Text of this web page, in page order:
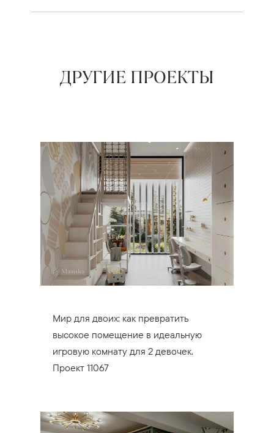
ДРУГИЕ ПРОЕКТЫ
Мир для двоих: как превратить
высокое помещение в идеальную
игровую комнату для 2 девочек.
Проект 11067